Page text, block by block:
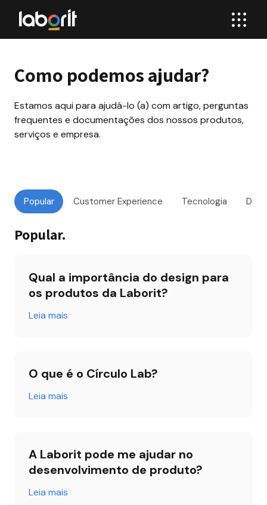
Como podemos ajudar?
Estamos aqui para ajudá-lo (a) com artigo, perguntas
frequentes e documentações dos nossos produtos,
serviços e empresa.
Popular Customer Experience Tecnologia
Popular.
Qual a importância do design para
os produtos da Laborit?
Leia mais
O que é o Círculo Lab?
Leia mais
A Laborit pode me ajudar no
desenvolvimento de produto?
Leia mais